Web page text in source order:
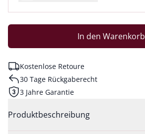
In den Warenkorb
Kostenlose Retoure
30 Tage Rückgaberecht
3 Jahre Garantie
Produktbeschreibung